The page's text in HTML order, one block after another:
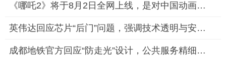
《哪吒2》将于8月2日全网上线，是对中国动画电影产业的一次重要
英伟达回应芯片“后门”问题，强调技术透明与安全至上
成都地铁官方回应“防走光”设计，公共服务精细化获市民点赞